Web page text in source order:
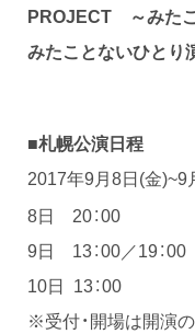
PROJECT ～みた
みたことないひとり
■札幌公演日程
2017年9月8日(金
8日 20：00
9日 13：00／19：00
10日 13：00
※受付・開場は開演